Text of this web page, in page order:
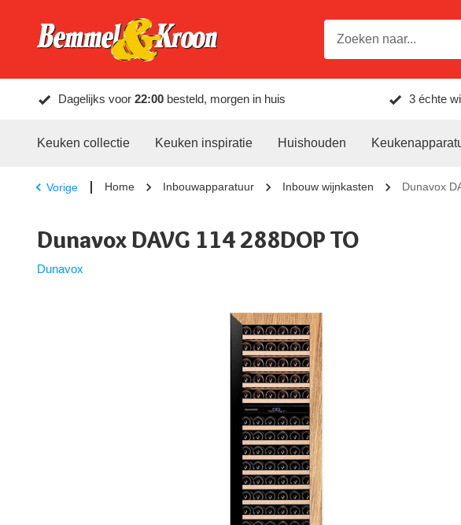
Dagelijks voor 22:00 besteld, morgen in huis 3 échte
Keuken collectie Keuken inspiratie Huishouden
Vorige Home Inbouwapparatuur Inbouw wijnkasten Dunavox
Dunavox DAVG 114 288DOP TO
Dunavox